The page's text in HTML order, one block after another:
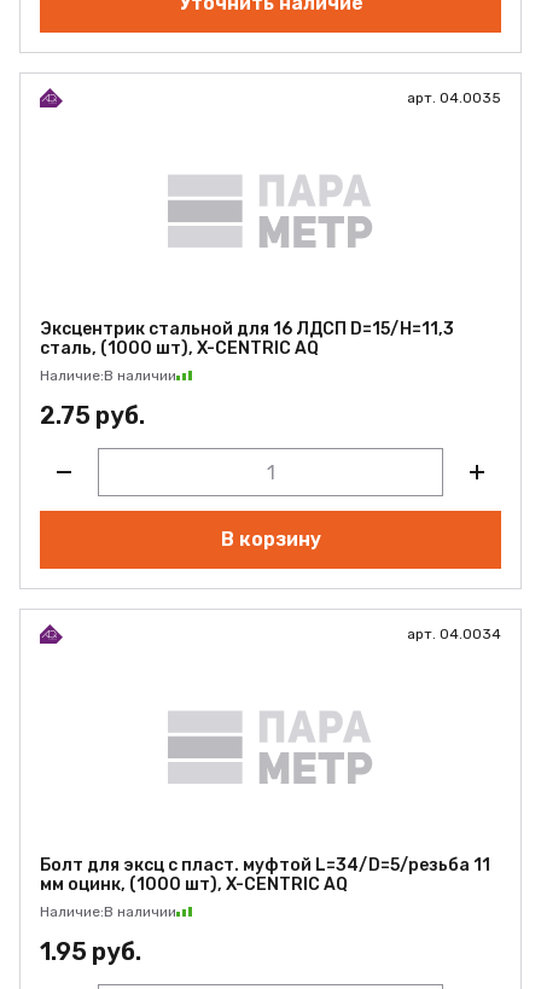
арт. 04.0035
Эксцентрик стальной для 16 ЛДСП D=15/H=11,3
сталь, (1000 шт), X-CENTRIC AQ
Наличие:В наличии
2.75 руб.
В корзину
арт. 04.0034
Болт для эксц с пласт. муфтой L=34/D=5/резьба 11
мм оцинк, (1000 шт), X-CENTRIC AQ
Наличие:В наличии
1.95 руб.